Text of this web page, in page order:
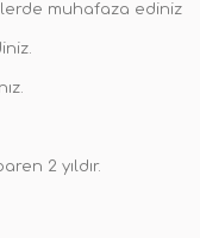
muhafaza ediniz
2 yıldır.